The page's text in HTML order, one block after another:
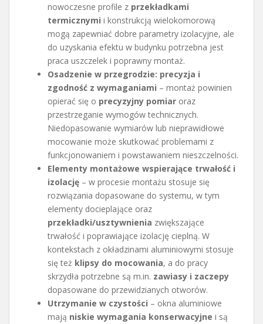
nowoczesne profile z przekładkami
termicznymi i konstrukcją wielokomorową
mogą zapewniać dobre parametry izolacyjne, ale
do uzyskania efektu w budynku potrzebna jest
praca uszczelek i poprawny montaż.
Osadzenie w przegrodzie: precyzja i
zgodność z wymaganiami – montaż powinien
opierać się o precyzyjny pomiar oraz
przestrzeganie wymogów technicznych.
Niedopasowanie wymiarów lub nieprawidłowe
mocowanie może skutkować problemami z
funkcjonowaniem i powstawaniem nieszczelności.
Elementy montażowe wspierające trwałość i
izolację – w procesie montażu stosuje się
rozwiązania dopasowane do systemu, w tym
elementy docieplające oraz
przekładki/usztywnienia zwiększające
trwałość i poprawiające izolację cieplną. W
kontekstach z okładzinami aluminiowymi stosuje
się też klipsy do mocowania, a do pracy
skrzydła potrzebne są m.in. zawiasy i zaczepy
dopasowane do przewidzianych otworów.
Utrzymanie w czystości – okna aluminiowe
mają niskie wymagania konserwacyjne i są